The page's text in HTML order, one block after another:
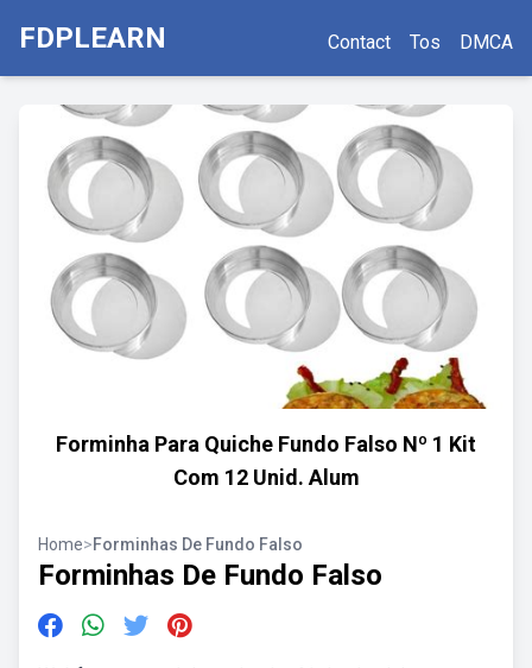
FDPLEARN Contact Tos DMCA
Forminha Para Quiche Fundo Falso Nº 1 Kit
Com 12 Unid. Alum
Home>Forminhas De Fundo Falso
Forminhas De Fundo Falso